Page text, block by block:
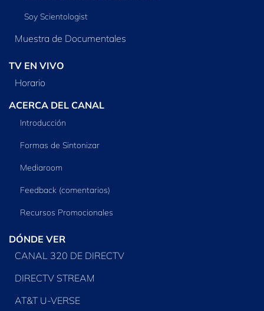
Soy Scientologist
Muestra de Documentales
TV EN VIVO
Horario
ACERCA DEL CANAL
Introducción
Formas de Sintonizar
Mediaroom
Feedback (comentarios)
Recursos Promocionales
DÓNDE VER
CANAL 320 DE DIRECTV
DIRECTV STREAM
AT&T U-VERSE